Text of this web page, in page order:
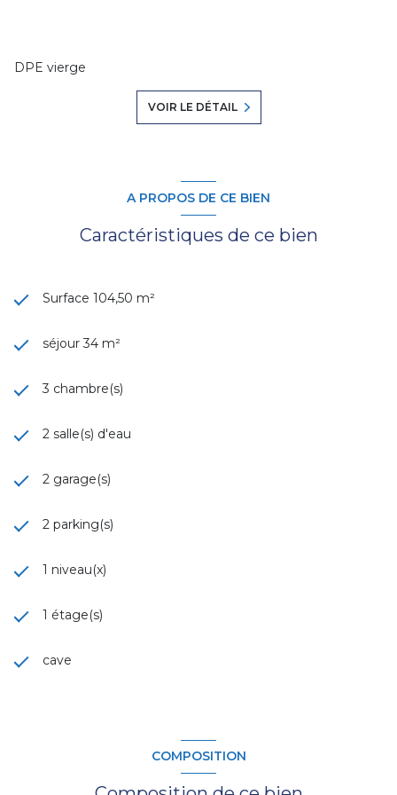
DPE vierge
VOIR LE DÉTAIL
A PROPOS DE CE BIEN
Caractéristiques de ce bien
Surface 104,50 m²
séjour 34 m²
3 chambre(s)
2 salle(s) d'eau
2 garage(s)
2 parking(s)
1 niveau(x)
1 étage(s)
cave
COMPOSITION